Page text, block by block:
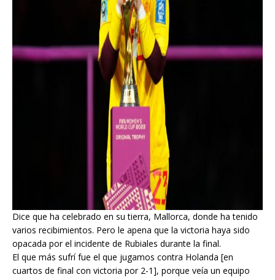
Dice que ha celebrado en su tierra, Mallorca, donde ha tenido
varios recibimientos. Pero le apena que la victoria haya sido
opacada por el incidente de Rubiales durante la final.
El que más sufrí fue el que jugamos contra Holanda [en
cuartos de final con victoria por 2-1], porque veía un equipo